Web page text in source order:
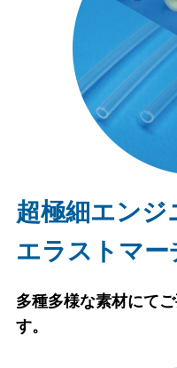
超極細エンジ
エラストマー
多種多様な素材にて
す。